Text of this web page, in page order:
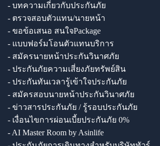
- บทความเกี่ยวกับประกันภัย
- ตรวจสอบตัวแทน/นายหน้า
- ขอข้อเสนอ สนใจPackage
- แบบฟอร์มโอนตัวแทนบริการ
- สมัครนายหน้าประกันวินาศภัย
- ประกันภัยความเสี่ยงภัยทรัพย์สิน
- ประกันทันเวลารู้เข้าใจประกันภัย
- สมัครสอบนายหน้าประกันวินาศภัย
- ข่าวสารประกันภัย / รู้รอบประกันภัย
- เงื่อนไขการผ่อนเบี้ยประกันภัย 0%
- AI Master Room by Asinlife